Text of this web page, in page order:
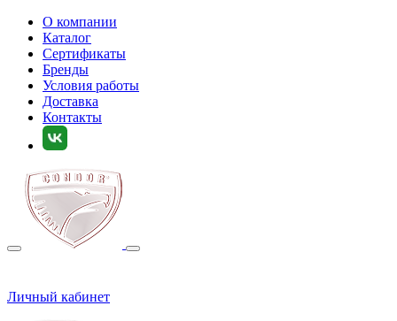
О компании
Каталог
Сертификаты
Бренды
Условия работы
Доставка
Контакты
Личный кабинет